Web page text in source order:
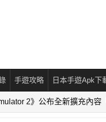
手遊攻略 日本手遊Apk下
2》公布全新擴充內容